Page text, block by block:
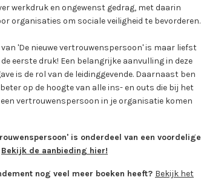
werkdruk en ongewenst gedrag, met daarin
organisaties om sociale veiligheid te bevorderen.
van 'De nieuwe vertrouwenspersoon' is maar liefst
eerste druk! Een belangrijke aanvulling in deze
is de rol van de leidinggevende. Daarnaast ben
op de hoogte van alle ins- en outs die bij het
vertrouwenspersoon in je organisatie komen
is onderdeel van een voordelige
Bekijk de aanbieding hier!
nog veel meer boeken heeft? Bekijk het